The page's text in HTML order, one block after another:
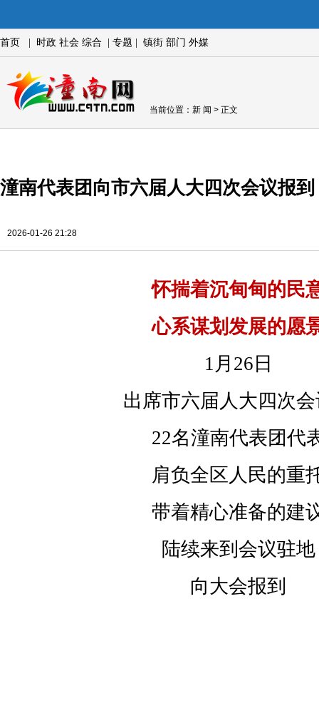
首页 时政 社会 综合 专题 镇街 部门 外媒
当前位置： 新 闻 > 正文
潼南代表团向市六届人大四次会议报到
2026-01-26 21:28
怀揣着沉甸甸的民
心系谋划发展的愿
1月26日
出席市六届人大四次
22名潼南代表团代
肩负全区人民的重
带着精心准备的建
陆续来到会议驻地
向大会报到